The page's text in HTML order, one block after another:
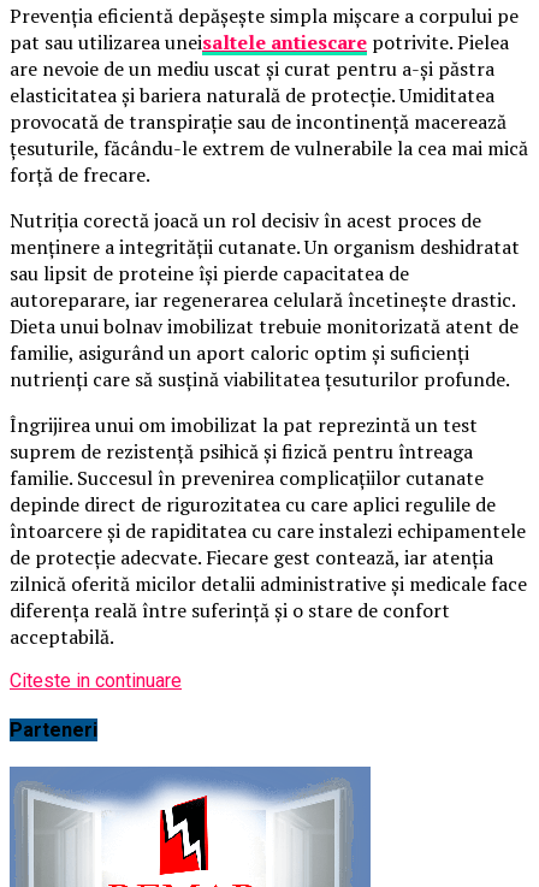
Prevenția eficientă depășește simpla mișcare a corpului pe
pat sau utilizarea uneisaltele antiescare potrivite. Pielea
are nevoie de un mediu uscat și curat pentru a-și păstra
elasticitatea și bariera naturală de protecție. Umiditatea
provocată de transpirație sau de incontinență macerează
țesuturile, făcându-le extrem de vulnerabile la cea mai mică
forță de frecare.
Nutriția corectă joacă un rol decisiv în acest proces de
menținere a integrității cutanate. Un organism deshidratat
sau lipsit de proteine își pierde capacitatea de
autoreparare, iar regenerarea celulară încetinește drastic.
Dieta unui bolnav imobilizat trebuie monitorizată atent de
familie, asigurând un aport caloric optim și suficienți
nutrienți care să susțină viabilitatea țesuturilor profunde.
Îngrijirea unui om imobilizat la pat reprezintă un test
suprem de rezistență psihică și fizică pentru întreaga
familie. Succesul în prevenirea complicațiilor cutanate
depinde direct de rigurozitatea cu care aplici regulile de
întoarcere și de rapiditatea cu care instalezi echipamentele
de protecție adecvate. Fiecare gest contează, iar atenția
zilnică oferită micilor detalii administrative și medicale face
diferența reală între suferință și o stare de confort
acceptabilă.
Citeste in continuare
Parteneri